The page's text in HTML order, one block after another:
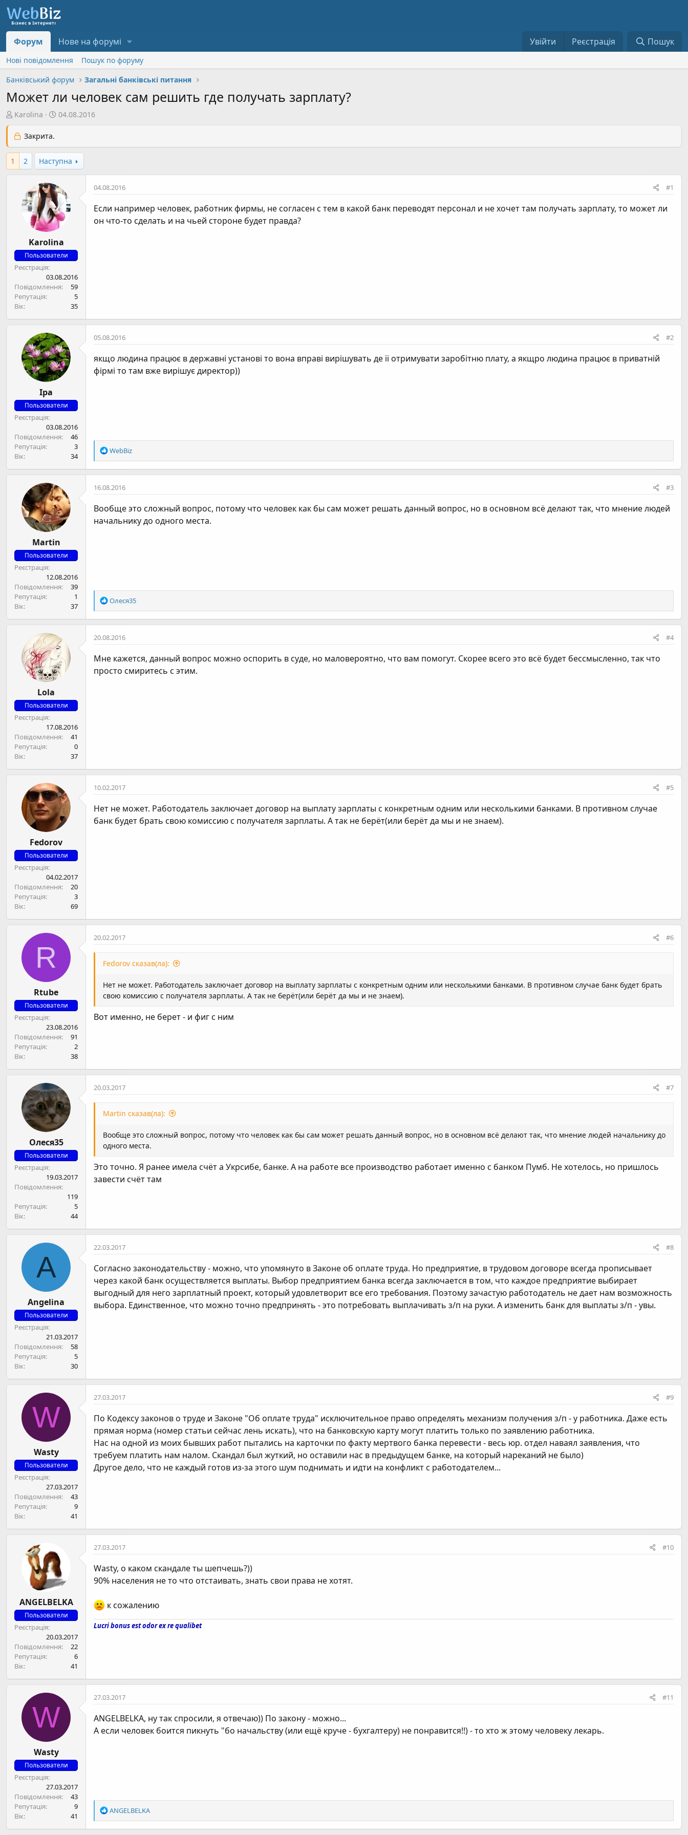
Форум Нове на форумі Увійти Реєстрація Пошук
Нові повідомлення
Пошук по форуму
Банківський форум
Загальні банківські питання
Может ли человек сам решить где получать зарплату?
А
т
о
т
Karolina
Д
а
т
о
р
е
н
н
я
04.08.2016
Закрита.
1 2 Наступна
Karolina
Пользователи
Реєстрація
03.08.2016
Повідомлення
59
Репутація
5
Вік
35
04.08.2016 #1
Если например человек, работник фирмы, не согласен с тем в какой банк переводят персонал и не хочет там получать зарплату, то может ли
он что-то сделать и на чьей стороне будет правда?
Ipa
Пользователи
Реєстрація
03.08.2016
Повідомлення
46
Репутація
3
Вік
34
05.08.2016 #2
якщо людина працює в державні установі то вона вправі вирішувать де її отримувати заробітню плату, а якщро людина працює в приватній
фірмі то там вже вирішує директор))
Р
е
а
ц
ї
:
WebBiz
Martin
Пользователи
Реєстрація
12.08.2016
Повідомлення
39
Репутація
1
Вік
37
16.08.2016 #3
Вообще это сложный вопрос, потому что человек как бы сам может решать данный вопрос, но в основном всё делают так, что мнение людей
начальнику до одного места.
Р
е
а
ц
ї
:
Олеся35
Lola
Пользователи
Реєстрація
17.08.2016
Повідомлення
41
Репутація
0
Вік
37
20.08.2016 #4
Мне кажется, данный вопрос можно оспорить в суде, но маловероятно, что вам помогут. Скорее всего это всё будет бессмысленно, так что
просто смиритесь с этим.
Fedorov
Пользователи
Реєстрація
04.02.2017
Повідомлення
20
Репутація
3
Вік
69
10.02.2017 #5
Нет не может. Работодатель заключает договор на выплату зарплаты с конкретным одним или несколькими банками. В противном случае
банк будет брать свою комиссию с получателя зарплаты. А так не берёт(или берёт да мы и не знаем).
R
Rtube
Пользователи
Реєстрація
23.08.2016
Повідомлення
91
Репутація
2
Вік
38
20.02.2017 #6
Fedorov сказав(ла):
Нет не может. Работодатель заключает договор на выплату зарплаты с конкретным одним или несколькими банками. В противном случае банк будет брать
свою комиссию с получателя зарплаты. А так не берёт(или берёт да мы и не знаем).
Вот именно, не берет - и фиг с ним
Олеся35
Пользователи
Реєстрація
19.03.2017
Повідомлення
119
Репутація
5
Вік
44
20.03.2017 #7
Martin сказав(ла):
Вообще это сложный вопрос, потому что человек как бы сам может решать данный вопрос, но в основном всё делают так, что мнение людей начальнику до
одного места.
Это точно. Я ранее имела счёт а Укрсибе, банке. А на работе все производство работает именно с банком Пумб. Не хотелось, но пришлось
завести счёт там
A
Angelina
Пользователи
Реєстрація
21.03.2017
Повідомлення
58
Репутація
5
Вік
30
22.03.2017 #8
Согласно законодательству - можно, что упомянуто в Законе об оплате труда. Но предприятие, в трудовом договоре всегда прописывает
через какой банк осуществляется выплаты. Выбор предприятием банка всегда заключается в том, что каждое предприятие выбирает
выгодный для него зарплатный проект, который удовлетворит все его требования. Поэтому зачастую работодатель не дает нам возможность
выбора. Единственное, что можно точно предпринять - это потребовать выплачивать з/п на руки. А изменить банк для выплаты з/п - увы.
W
Wasty
Пользователи
Реєстрація
27.03.2017
Повідомлення
43
Репутація
9
Вік
41
27.03.2017 #9
По Кодексу законов о труде и Законе "Об оплате труда" исключительное право определять механизм получения з/п - у работника. Даже есть
прямая норма (номер статьи сейчас лень искать), что на банковскую карту могут платить только по заявлению работника.
Нас на одной из моих бывших работ пытались на карточки по факту мертвого банка перевести - весь юр. отдел наваял заявления, что
требуем платить нам налом. Скандал был жуткий, но оставили нас в предыдущем банке, на который нареканий не было)
Другое дело, что не каждый готов из-за этого шум поднимать и идти на конфликт с работодателем...
ANGELBELKA
Пользователи
Реєстрація
20.03.2017
Повідомлення
22
Репутація
6
Вік
41
27.03.2017 #10
Wasty, о каком скандале ты шепчешь?))
90% населения не то что отстаивать, знать свои права не хотят.
к сожалению
Lucri bonus est odor ex re qualibet
W
Wasty
Пользователи
Реєстрація
27.03.2017
Повідомлення
43
Репутація
9
Вік
41
27.03.2017 #11
ANGELBELKA, ну так спросили, я отвечаю)) По закону - можно...
А если человек боится пикнуть "бо начальству (или ещё круче - бухгалтеру) не понравится!!) - то хто ж этому человеку лекарь.
Р
е
а
ANGELBELKA